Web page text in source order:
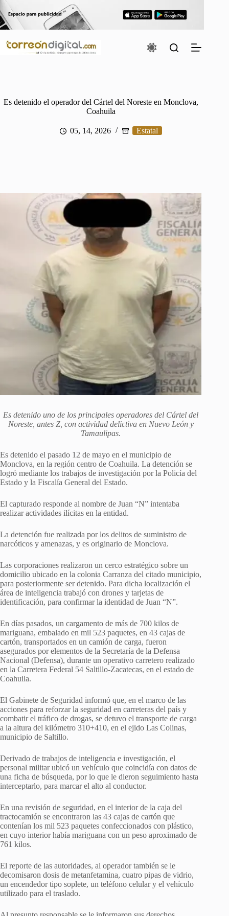
al
contenido
Es detenido el operador del Cártel del Noreste en Monclova,
Coahuila
05, 14, 2026 Estatal
Es detenido uno de los principales operadores del Cártel del
Noreste, antes Z, con actividad delictiva en Nuevo León y
Tamaulipas.
Es detenido el pasado 12 de mayo en el municipio de
Monclova, en la región centro de Coahuila. La detención se
logró mediante los trabajos de investigación por la Policía del
Estado y la Fiscalía General del Estado.
El capturado responde al nombre de Juan “N” intentaba
realizar actividades ilícitas en la entidad.
La detención fue realizada por los delitos de suministro de
narcóticos y amenazas, y es originario de Monclova.
Las corporaciones realizaron un cerco estratégico sobre un
domicilio ubicado en la colonia Carranza del citado municipio,
para posteriormente ser detenido. Para dicha localización el
área de inteligencia trabajó con drones y tarjetas de
identificación, para confirmar la identidad de Juan “N”.
En días pasados, un cargamento de más de 700 kilos de
mariguana, embalado en mil 523 paquetes, en 43 cajas de
cartón, transportados en un camión de carga, fueron
asegurados por elementos de la Secretaría de la Defensa
Nacional (Defensa), durante un operativo carretero realizado
en la Carretera Federal 54 Saltillo-Zacatecas, en el estado de
Coahuila.
El Gabinete de Seguridad informó que, en el marco de las
acciones para reforzar la seguridad en carreteras del país y
combatir el tráfico de drogas, se detuvo el transporte de carga
a la altura del kilómetro 310+410, en el ejido Las Colinas,
municipio de Saltillo.
Derivado de trabajos de inteligencia e investigación, el
personal militar ubicó un vehículo que coincidía con datos de
una ficha de búsqueda, por lo que le dieron seguimiento hasta
interceptarlo, para marcar el alto al conductor.
En una revisión de seguridad, en el interior de la caja del
tractocamión se encontraron las 43 cajas de cartón que
contenían los mil 523 paquetes confeccionados con plástico,
en cuyo interior había mariguana con un peso aproximado de
761 kilos.
El reporte de las autoridades, al operador también se le
decomisaron dosis de metanfetamina, cuatro pipas de vidrio,
un encendedor tipo soplete, un teléfono celular y el vehículo
utilizado para el traslado.